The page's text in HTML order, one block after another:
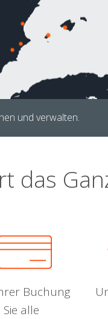
und verwalten.
das
Buchung
alle